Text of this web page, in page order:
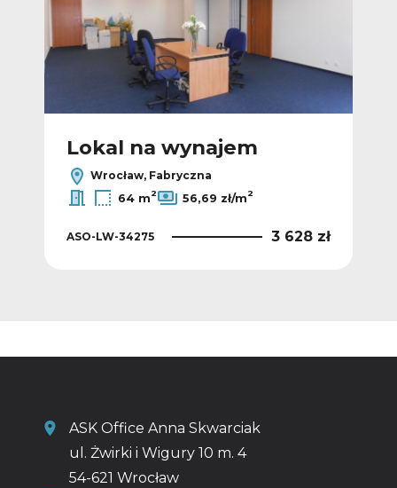
Lokal na wynajem
Wrocław, Fabryczna
64 m2 56,69 zł/m2
ASO-LW-34275 3 628 zł
ASK Office Anna Skwarciak
ul. Żwirki i Wigury 10 m. 4
54-621 Wrocław